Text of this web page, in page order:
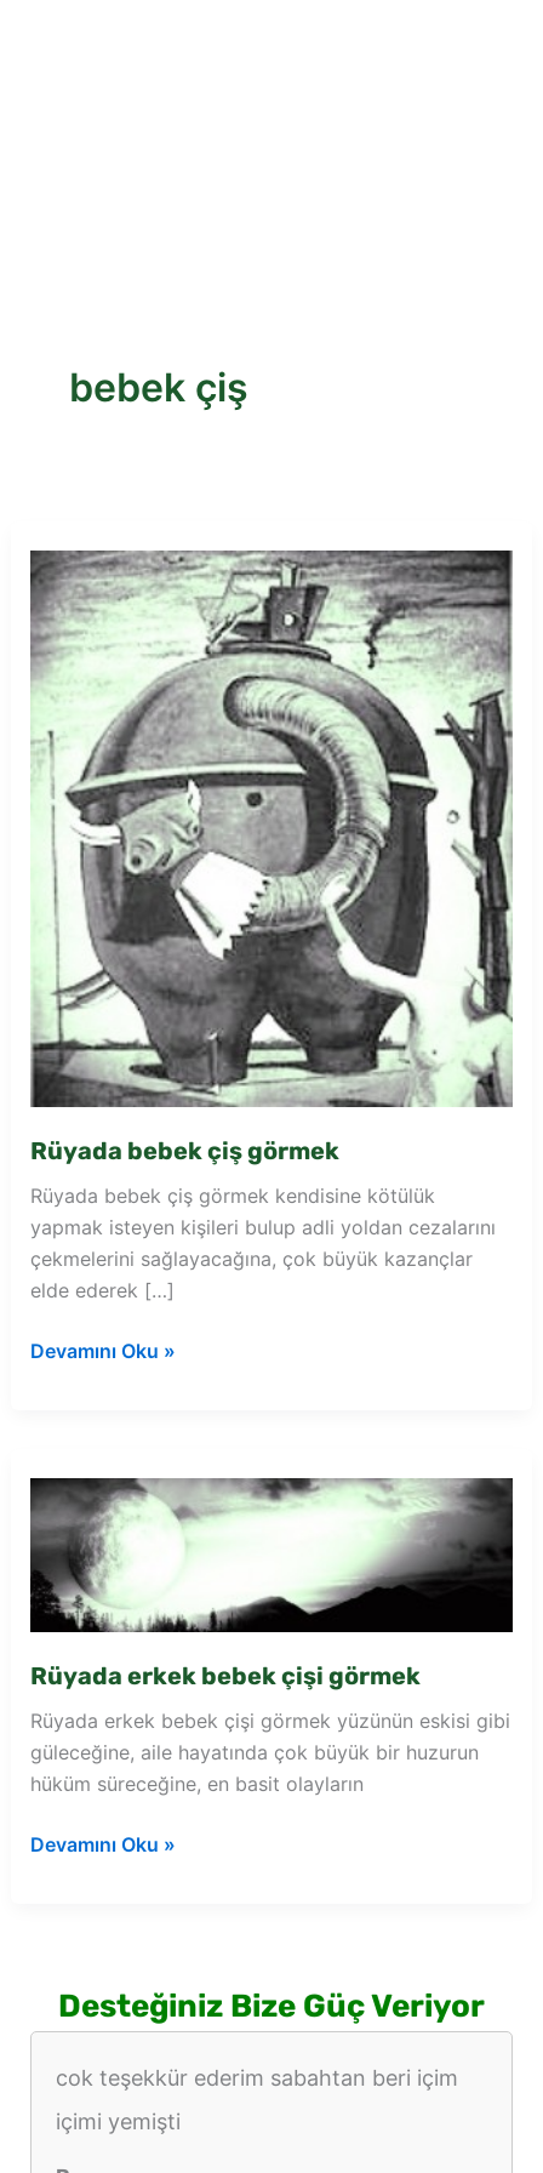
bebek çiş
Rüyada bebek çiş görmek
Rüyada bebek çiş görmek kendisine kötülük
yapmak isteyen kişileri bulup adli yoldan cezalarını
çekmelerini sağlayacağına, çok büyük kazançlar
elde ederek […]
Rüyada
Devamını Oku »
Rüyada erkek bebek çişi görmek
Rüyada erkek bebek çişi görmek yüzünün eskisi gibi
güleceğine, aile hayatında çok büyük bir huzurun
hüküm süreceğine, en basit olayların
Rüyada
Devamını Oku »
Desteğiniz Bize Güç Veriyor
cok teşekkür ederim sabahtan beri içim
içimi yemişti